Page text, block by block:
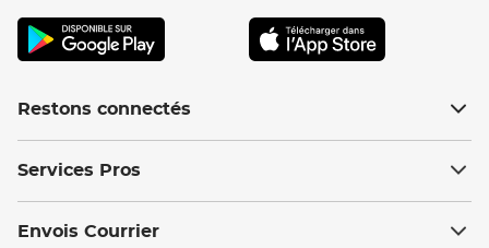
Restons connectés
Services Pros
Envois Courrier